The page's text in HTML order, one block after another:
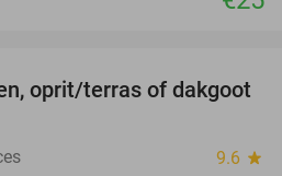
53%
oprit/terras of dakgoot
9.6 star